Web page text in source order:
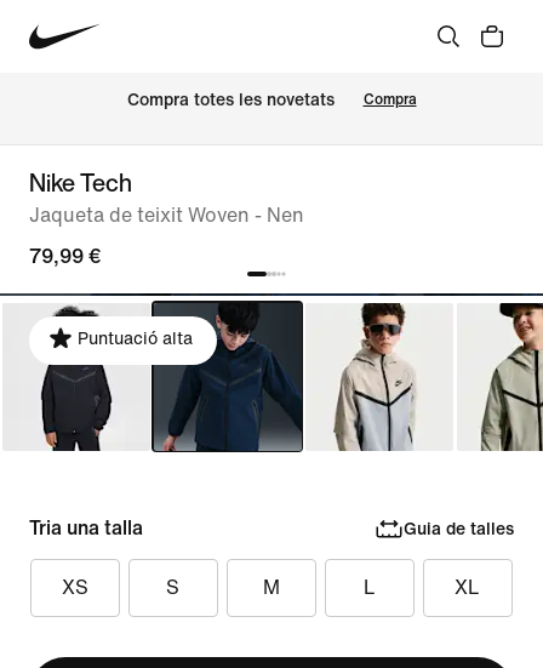
Compra totes les novetats Compra
Nike Tech
Jaqueta de teixit Woven - Nen
79,99 €
Puntuació alta
Tria una talla Guia de talles
XS S M L XL